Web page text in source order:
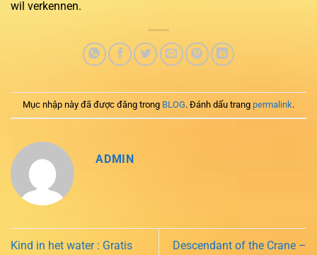
wil verkennen.
Mục nhập này đã được đăng trong BLOG. Đánh dấu trang permalink.
ADMIN
Kind in het water : Gratis
Descendant of the Crane –